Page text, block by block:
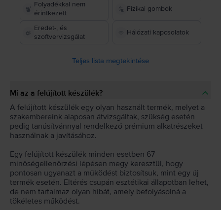
Folyadékkal nem
érintkezett
Fizikai gombok
Eredet-, és
szoftvervizsgálat
Hálózati kapcsolatok
Teljes lista megtekintése
Mi az a felújított készülék?
A felújított készülék egy olyan használt termék, melyet a
szakembereink alaposan átvizsgáltak, szükség esetén
pedig tanúsítvánnyal rendelkező prémium alkatrészeket
használnak a javításához.
Egy felújított készülék minden esetben 67
minőségellenőrzési lépésen megy keresztül, hogy
pontosan ugyanazt a működést biztosítsuk, mint egy új
termék esetén. Eltérés csupán esztétikai állapotban lehet,
de nem tartalmaz olyan hibát, amely befolyásolná a
tökéletes működést.